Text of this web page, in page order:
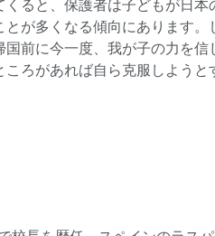
ると、保護者は子どもが日
が多くなる傾向にあります
前に今一度、我が子の力を
ろがあれば自ら克服しようと